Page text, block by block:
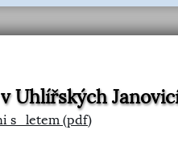
Uhlířských
s_letem (pdf)